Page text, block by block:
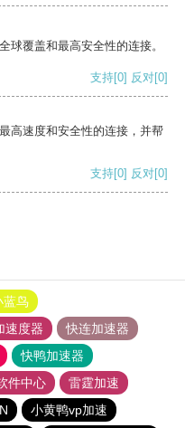
球覆盖和最高安全性的连接。
支持[0] 反对[0]
高速度和安全性的连接，并帮
支持[0] 反对[0]
蓝鸟
速度器
快连加速器
快鸭加速器
件中心
雷霆加速
小黄鸭vp加速